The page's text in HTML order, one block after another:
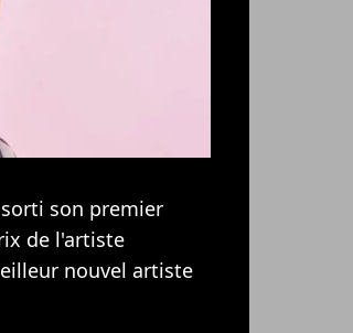
son premier
de l'artiste
nouvel artiste